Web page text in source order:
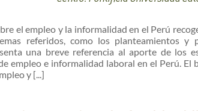
el empleo y la informalidad en el Perú
referidos, como los planteamientos y
una breve referencia al aporte de los
empleo e informalidad laboral en el Perú. El
y [...]